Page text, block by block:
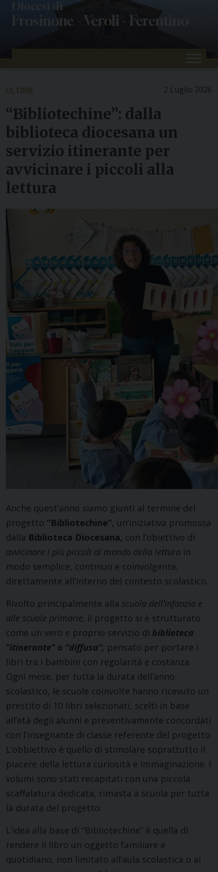
Diocesi di
Frosinone - Veroli - Ferentino
2 Luglio 2026
ULTIME
“Bibliotechine”: dalla
biblioteca diocesana un
servizio itinerante per
avvicinare i piccoli alla
lettura
Anche quest’anno siamo giunti al termine del
progetto “Bibliotechine”, un’iniziativa promossa
dalla Biblioteca Diocesana, con l’obiettivo di
avvicinare i più piccoli al mondo della lettura in
modo semplice, continuo e coinvolgente,
direttamente all’interno del contesto scolastico.
Rivolto principalmente alla scuola dell’infanzia e
alle scuole primarie, il progetto si è strutturato
come un vero e proprio servizio di biblioteca
“itinerante” o “diffusa”, pensato per portare i
libri tra i bambini con regolarità e costanza.
Ogni mese, per tutta la durata dell’anno
scolastico, le scuole coinvolte hanno ricevuto un
prestito di 10 libri selezionati, scelti in base
all’età degli alunni e preventivamente concordati
con l’insegnante di classe referente del progetto.
L’obbiettivo è quello di stimolare soprattutto il
piacere della lettura curiosità e immaginazione. I
volumi sono stati recapitati con una piccola
scaffalatura dedicata, rimasta a scuola per tutta
la durata del progetto.
L’idea alla base di “Bibliotechine” è quella di
rendere il libro un oggetto familiare e
quotidiano, non limitato all’aula scolastica o ai